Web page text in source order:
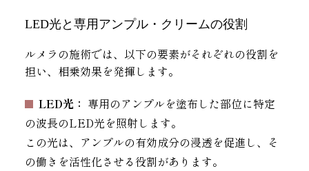
LED光と専用アンプル・クリームの役割
ルメラの施術では、以下の要素がそれぞれの役割を
担い、相乗効果を発揮します。
LED光： 専用のアンプルを塗布した部位に特定
の波長のLED光を照射します。
この光は、アンプルの有効成分の浸透を促進し、そ
の働きを活性化させる役割があります。